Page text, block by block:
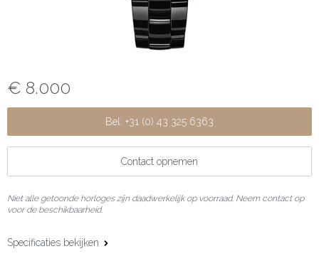
€ 8.000
Bel: +31 (0) 43 325 6363
Contact opnemen
Niet alle getoonde horloges zijn daadwerkelijk op voorraad. Neem contact op
voor de beschikbaarheid.
Specificaties bekijken